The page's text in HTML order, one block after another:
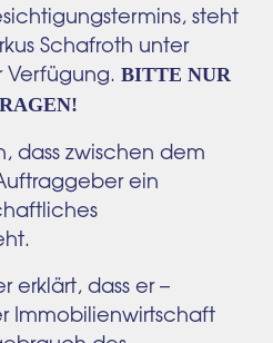
steht
Schafroth unter
Verfügung.BITTE NUR
dass zwischen dem
ein
erklärt, dass er –
Immobilienwirtschaft